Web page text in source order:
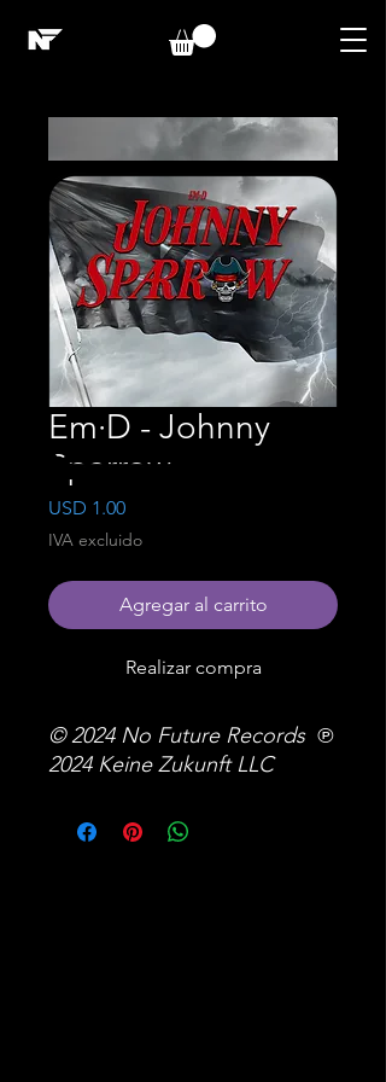
Em·D - Johnny
Sparrow
USD 1.00Precio
IVA excluido
Agregar al carrito
Realizar compra
© 2024 No Future Records ℗
2024 Keine Zukunft LLC